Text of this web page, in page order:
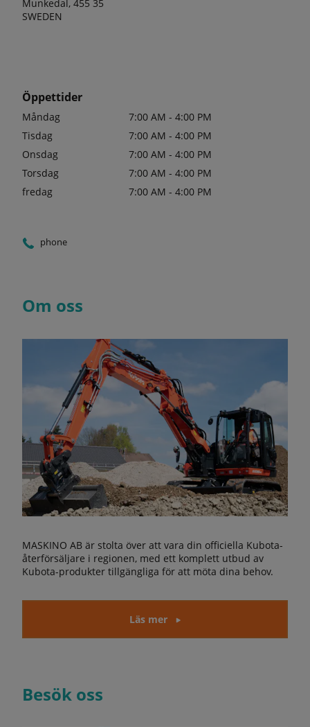
Munkedal, 455 35
SWEDEN
Öppettider
Måndag
7:00 AM - 4:00 PM
Tisdag
7:00 AM - 4:00 PM
Onsdag
7:00 AM - 4:00 PM
Torsdag
7:00 AM - 4:00 PM
fredag
7:00 AM - 4:00 PM
phone
Om oss
MASKINO AB är stolta över att vara din officiella Kubota-
återförsäljare i regionen, med ett komplett utbud av
Kubota-produkter tillgängliga för att möta dina behov.
Läs mer
Besök oss